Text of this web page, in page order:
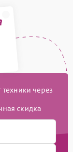
через
скидка